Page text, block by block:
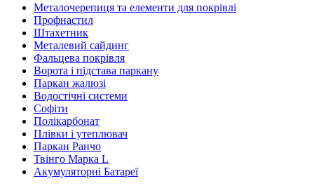
Металочерепиця та елементи для покрівлі
Профнастил
Штахетник
Металевий сайдинг
Фальцева покрівля
Ворота і підстава паркану
Паркан жалюзі
Водостічні системи
Софіти
Полікарбонат
Плівки і утеплювач
Паркан Ранчо
Твінго Марка L
Акумуляторні Батареї